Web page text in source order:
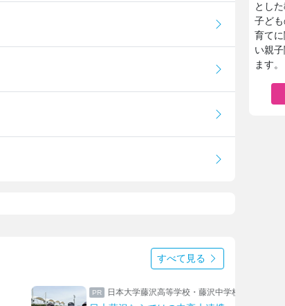
すべて見る
上野学園中学校・高等学校
とし
子ど
育て
い親
ます。